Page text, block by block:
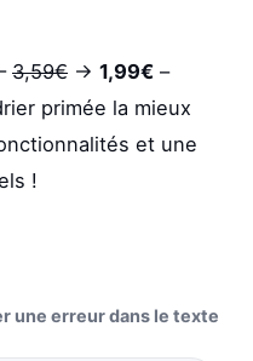
3,59€ -> 1,99€ –
primée la mieux
et une
!
une erreur dans le texte